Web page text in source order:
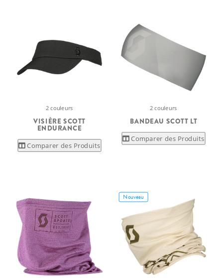
2 couleurs
VISIÈRE SCOTT
ENDURANCE
Comparer des Produits
2 couleurs
BANDEAU SCOTT LT
Comparer des Produits
Nouveau